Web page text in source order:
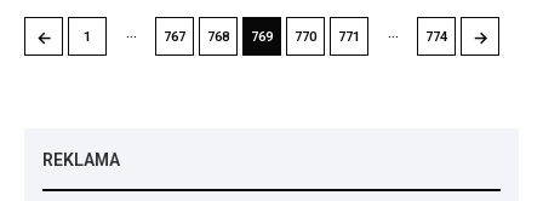
← 1 … 767 768 769 770 771 … 774 →
REKLAMA